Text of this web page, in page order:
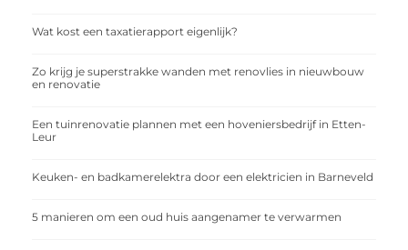
Wat kost een taxatierapport eigenlijk?
Zo krijg je superstrakke wanden met renovlies in nieuwbouw
en renovatie
Een tuinrenovatie plannen met een hoveniersbedrijf in Etten-
Leur
Keuken- en badkamerelektra door een elektricien in Barneveld
5 manieren om een oud huis aangenamer te verwarmen